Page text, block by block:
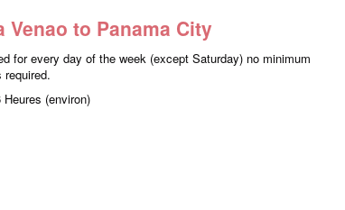
Venao to Panama City
for every day of the week (except Saturday) no minimum
required.
Heures (environ)